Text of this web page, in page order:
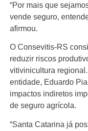
“Por mais que
vende seguro,
afirmou.
O Consevitis-RS
reduzir riscos
vitivinicultura
entidade, Eduardo
impactos indiretos
de seguro agrícola.
“Santa Catarina já